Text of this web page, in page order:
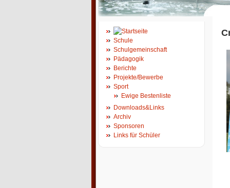
Schule
Schulgemeinschaft
Pädagogik
Berichte
Projekte/Bewerbe
Sport
Ewige Bestenliste
Downloads&Links
Archiv
Sponsoren
Links für Schüler